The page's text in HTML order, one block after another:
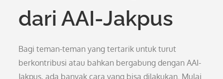
dari AAI-Jakpus
Bagi teman-teman yang tertarik untuk turut
berkontribusi atau bahkan bergabung dengan AAI-
Jakpus, ada banyak cara yang bisa dilakukan. Mulai